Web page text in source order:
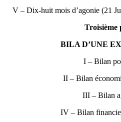
V – Dix-huit mois d’agonie (21
Troisième
BILA D’UNE
I – Bilan
II – Bilan
III – Bilan
IV – Bilan